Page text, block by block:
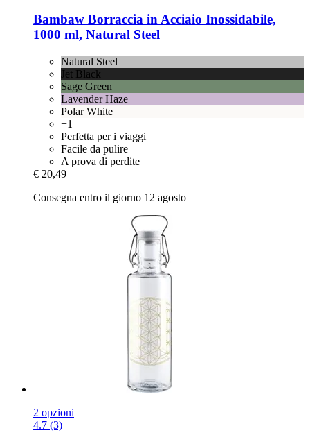
Bambaw Borraccia in Acciaio Inossidabile,
1000 ml, Natural Steel
Natural Steel
Jet Black
Sage Green
Lavender Haze
Polar White
+1
Perfetta per i viaggi
Facile da pulire
A prova di perdite
€ 20,49
Consegna entro il giorno 12 agosto
2 opzioni
4.7 (3)